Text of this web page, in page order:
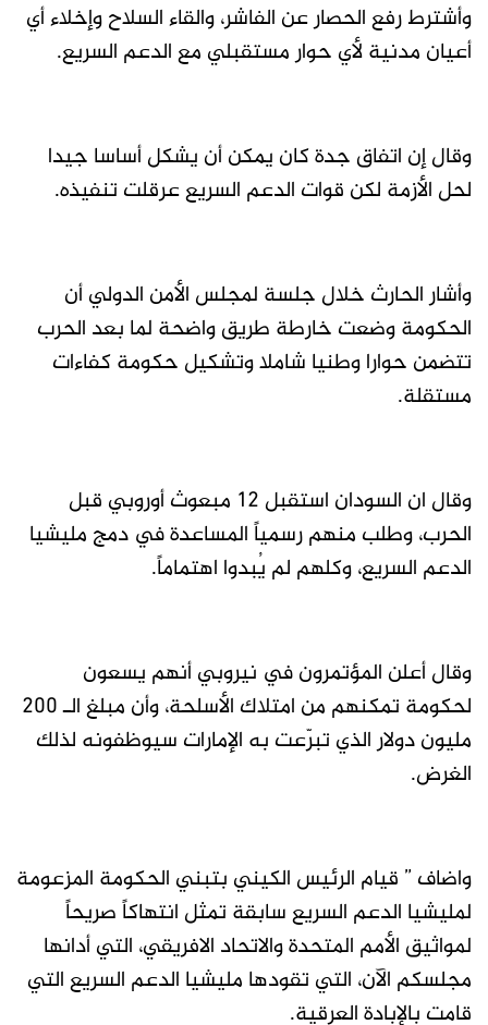
وأشترط رفع الحصار عن الفاشر، والقاء السلاح وإخلاء أي
أعيان مدنية لأي حوار مستقبلي مع الدعم السريع.
وقال إن اتفاق جدة كان يمكن أن يشكل أساسا جيدا
لحل الأزمة لكن قوات الدعم السريع عرقلت تنفيذه.
وأشار الحارث خلال جلسة لمجلس الأمن الدولي أن
الحكومة وضعت خارطة طريق واضحة لما بعد الحرب
تتضمن حوارا وطنيا شاملا وتشكيل حكومة كفاءات
مستقلة.
وقال ان السودان استقبل ١٢ مبعوث أوروبي قبل
الحرب، وطلب منهم رسمياً المساعدة في دمج مليشيا
الدعم السريع، وكلهم لم يُبدوا اهتماماً.
وقال أعلن المؤتمرون في نيروبي أنهم يسعون
لحكومة تمكنهم من امتلاك الأسلحة، وأن مبلغ الـ 200
مليون دولار الذي تبرّعت به الإمارات سيوظفونه لذلك
الغرض.
واضاف ” قيام الرئيس الكيني بتبني الحكومة المزعومة
لمليشيا الدعم السريع سابقة تمثل انتهاكاً صريحاً
لمواثيق الأمم المتحدة والاتحاد الافريقي، التي أدانها
مجلسكم الآن، التي تقودها مليشيا الدعم السريع التي
قامت بالإبادة العرقية.